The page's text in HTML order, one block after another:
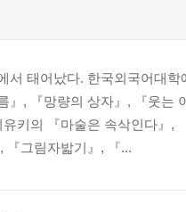
서 태어났다. 한국외국어대
』, 『망량의 상자』, 『웃
유키의 『마술은 속삭인다』,
『그림자밟기』, 『...